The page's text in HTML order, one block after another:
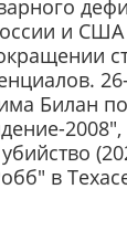
и
Билан
в